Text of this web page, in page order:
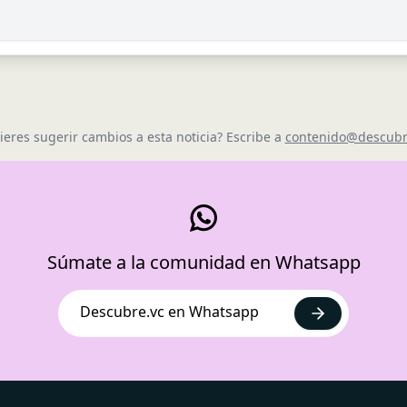
sugerir cambios a esta noticia? Escribe a
Súmate a la comunidad en Whatsapp
Descubre.vc en Whatsapp